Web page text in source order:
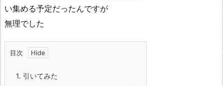
い集める予定だったんですが
無理でした
目次
1. 引いてみた